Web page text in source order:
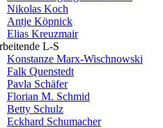
Nikolas Koch
Antje Köpnick
Elias Kreuzmair
L-S
Konstanze Marx-Wischnowski
Falk Quenstedt
Pavla Schäfer
Florian M. Schmid
Betty Schulz
Eckhard Schumacher